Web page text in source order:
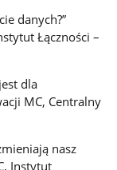
danych?”
Łączności –
dla
MC, Centralny
nasz
Instytut